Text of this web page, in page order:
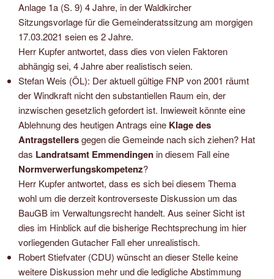
Anlage 1a (S. 9) 4 Jahre, in der Waldkircher
Sitzungsvorlage für die Gemeinderatssitzung am morgigen
17.03.2021 seien es 2 Jahre.
Herr Kupfer antwortet, dass dies von vielen Faktoren
abhängig sei, 4 Jahre aber realistisch seien.
Stefan Weis (ÖL): Der aktuell gültige FNP von 2001 räumt
der Windkraft nicht den substantiellen Raum ein, der
inzwischen gesetzlich gefordert ist. Inwieweit könnte eine
Ablehnung des heutigen Antrags eine Klage des
Antragstellersgegen die Gemeinde nach sich ziehen? Hat
das Landratsamt Emmendingenin diesem Fall eine
Normverwerfungskompetenz?
Herr Kupfer antwortet, dass es sich bei diesem Thema
wohl um die derzeit kontroverseste Diskussion um das
BauGB im Verwaltungsrecht handelt. Aus seiner Sicht ist
dies im Hinblick auf die bisherige Rechtsprechung im hier
vorliegenden Gutacher Fall eher unrealistisch.
Robert Stiefvater (CDU) wünscht an dieser Stelle keine
weitere Diskussion mehr und die ledigliche Abstimmung